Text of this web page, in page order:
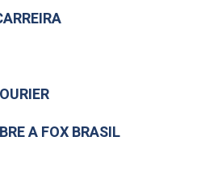
A FOX BRASIL